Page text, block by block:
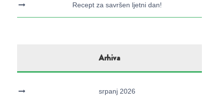
Recept za savršen ljetni dan!
Arhiva
srpanj 2026